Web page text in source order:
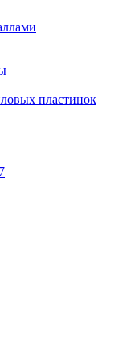
пластинок